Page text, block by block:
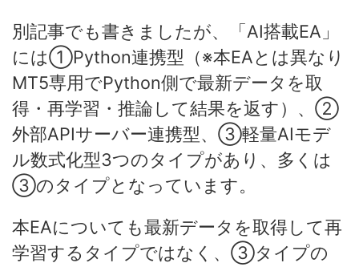
別記事でも書きましたが、「AI搭載EA」
には①Python連携型（※本EAとは異なり
MT5専用でPython側で最新データを取
得・再学習・推論して結果を返す）、②
外部APIサーバー連携型、③軽量AIモデ
ル数式化型3つのタイプがあり、多くは
③のタイプとなっています。
本EAについても最新データを取得して再
学習するタイプではなく、③タイプの